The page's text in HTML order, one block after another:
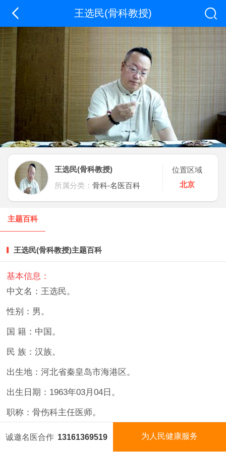
王选民(骨科教授)
王选民(骨科教授)
所属分类：骨科-名医百科
位置区域
北京
主题百科
经典医案
健康讲座
王选民(骨科教授)主题百科
基本信息：
中文名：王选民。
性别：男。
国 籍：中国。
民 族：汉族。
出生地：河北省秦皇岛市海港区。
出生日期：1963年03月04日。
职称：骨伤科主任医师。
坐诊地址：北京、上海王选民骨伤科。
诚邀名医合作 13161369519 为人民健康服务
国医名师